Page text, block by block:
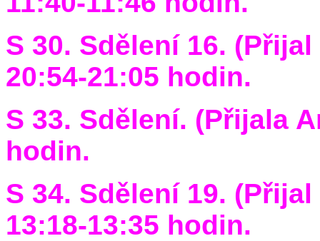
S 30. Sdělení 16.
20:54-21:05 hodin.
S 33. Sdělení. (Přijala
hodin.
S 34. Sdělení 19.
13:18-13:35 hodin.